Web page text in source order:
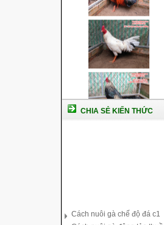
CHIA SẺ KIẾN THỨC
Cách nuôi gà đông tảo thuần
chủng